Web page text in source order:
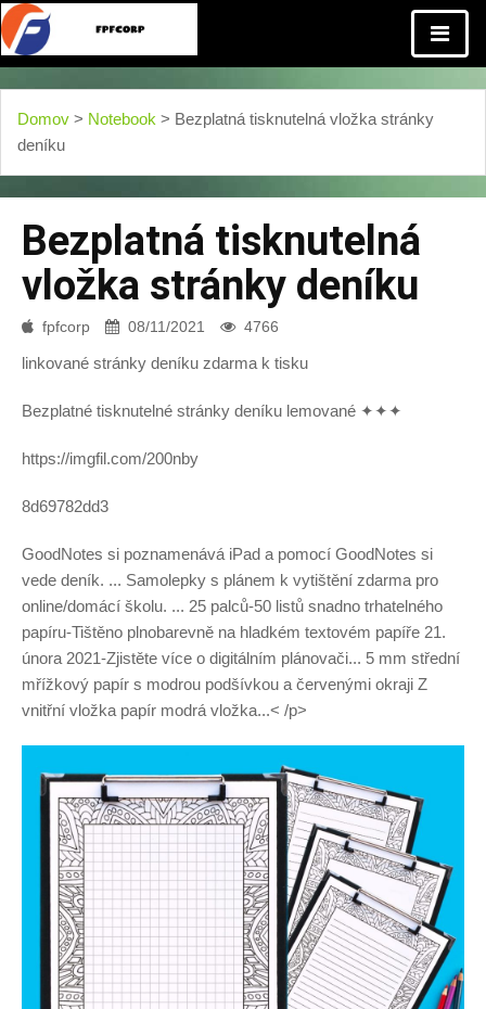
Domov > Notebook > Bezplatná tisknutelná vložka stránky
deníku
Bezplatná tisknutelná
vložka stránky deníku
fpfcorp 08/11/2021 4766
linkované stránky deníku zdarma k tisku
Bezplatné tisknutelné stránky deníku lemované ✦✦✦
https://imgfil.com/200nby
8d69782dd3
GoodNotes si poznamenává iPad a pomocí GoodNotes si
vede deník. ... Samolepky s plánem k vytištění zdarma pro
online/domácí školu. ... 25 palců-50 listů snadno trhatelného
papíru-Tištěno plnobarevně na hladkém textovém papíře 21.
února 2021-Zjistěte více o digitálním plánovači... 5 mm střední
mřížkový papír s modrou podšívkou a červenými okraji Z
vnitřní vložka papír modrá vložka...< /p>